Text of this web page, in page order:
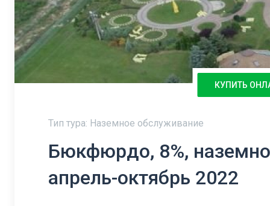
КУПИТЬ
Тип тура: Наземное обслуживание
Бюкфюрдо, 8%,
апрель-октябрь 2022